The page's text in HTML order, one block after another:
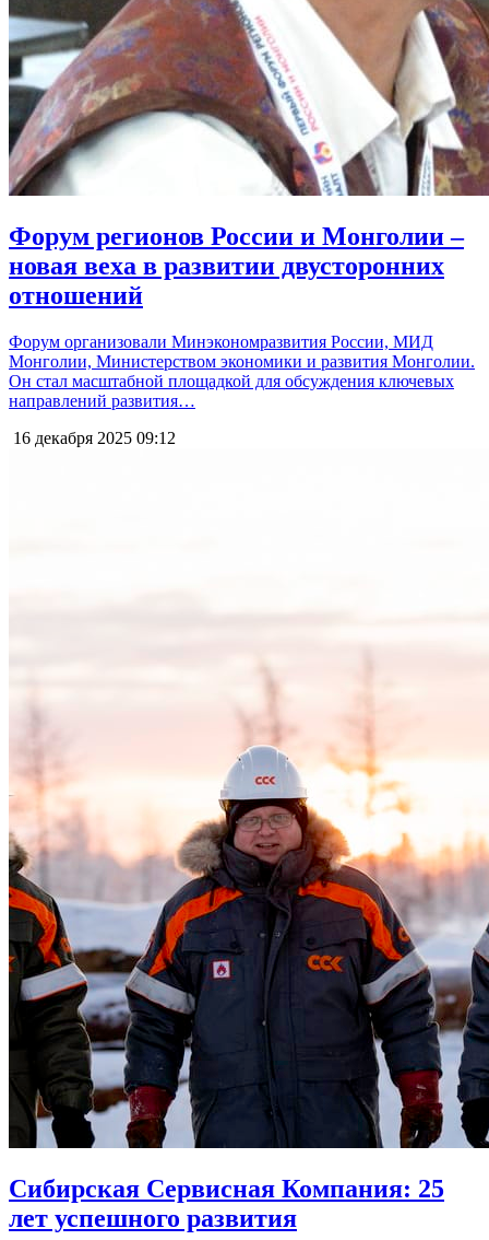
Форум регионов России и Монголии –
новая веха в развитии двусторонних
отношений
Форум организовали Минэкономразвития России, МИД
Монголии, Министерством экономики и развития Монголии.
Он стал масштабной площадкой для обсуждения ключевых
направлений развития…
16 декабря 2025 09:12
Сибирская Сервисная Компания: 25
лет успешного развития